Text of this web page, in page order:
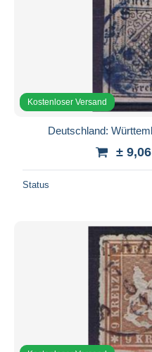
Kostenloser Versand
Deutschland:
±
Status